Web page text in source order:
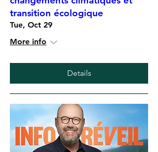
transition écologique
Tue, Oct 29
More info
Details